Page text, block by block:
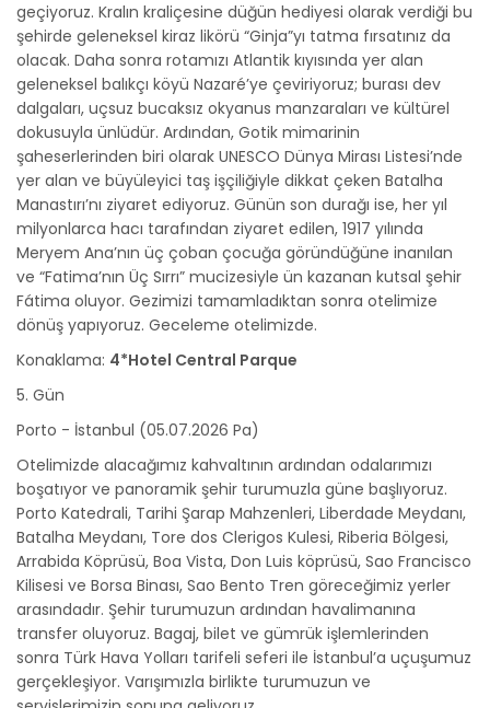
geçiyoruz. Kralın kraliçesine düğün hediyesi olarak verdiği bu
şehirde geleneksel kiraz likörü “Ginja”yı tatma fırsatınız da
olacak. Daha sonra rotamızı Atlantik kıyısında yer alan
geleneksel balıkçı köyü Nazaré’ye çeviriyoruz; burası dev
dalgaları, uçsuz bucaksız okyanus manzaraları ve kültürel
dokusuyla ünlüdür. Ardından, Gotik mimarinin
şaheserlerinden biri olarak UNESCO Dünya Mirası Listesi’nde
yer alan ve büyüleyici taş işçiliğiyle dikkat çeken Batalha
Manastırı’nı ziyaret ediyoruz. Günün son durağı ise, her yıl
milyonlarca hacı tarafından ziyaret edilen, 1917 yılında
Meryem Ana’nın üç çoban çocuğa göründüğüne inanılan
ve “Fatima’nın Üç Sırrı” mucizesiyle ün kazanan kutsal şehir
Fátima oluyor. Gezimizi tamamladıktan sonra otelimize
dönüş yapıyoruz. Geceleme otelimizde.
Konaklama: 4*Hotel Central Parque
5. Gün
Porto - İstanbul (05.07.2026 Pa)
Otelimizde alacağımız kahvaltının ardından odalarımızı
boşatıyor ve panoramik şehir turumuzla güne başlıyoruz.
Porto Katedrali, Tarihi Şarap Mahzenleri, Liberdade Meydanı,
Batalha Meydanı, Tore dos Clerigos Kulesi, Riberia Bölgesi,
Arrabida Köprüsü, Boa Vista, Don Luis köprüsü, Sao Francisco
Kilisesi ve Borsa Binası, Sao Bento Tren göreceğimiz yerler
arasındadır. Şehir turumuzun ardından havalimanına
transfer oluyoruz. Bagaj, bilet ve gümrük işlemlerinden
sonra Türk Hava Yolları tarifeli seferi ile İstanbul’a uçuşumuz
gerçekleşiyor. Varışımızla birlikte turumuzun ve